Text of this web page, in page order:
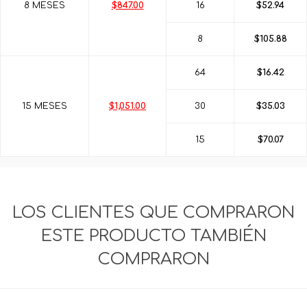
8 MESES $847.00 16 $52.94
8 $105.88
15 MESES $1,051.00
64 $16.42
30 $35.03
15 $70.07
LOS CLIENTES QUE COMPRARON
ESTE PRODUCTO TAMBIÉN
COMPRARON